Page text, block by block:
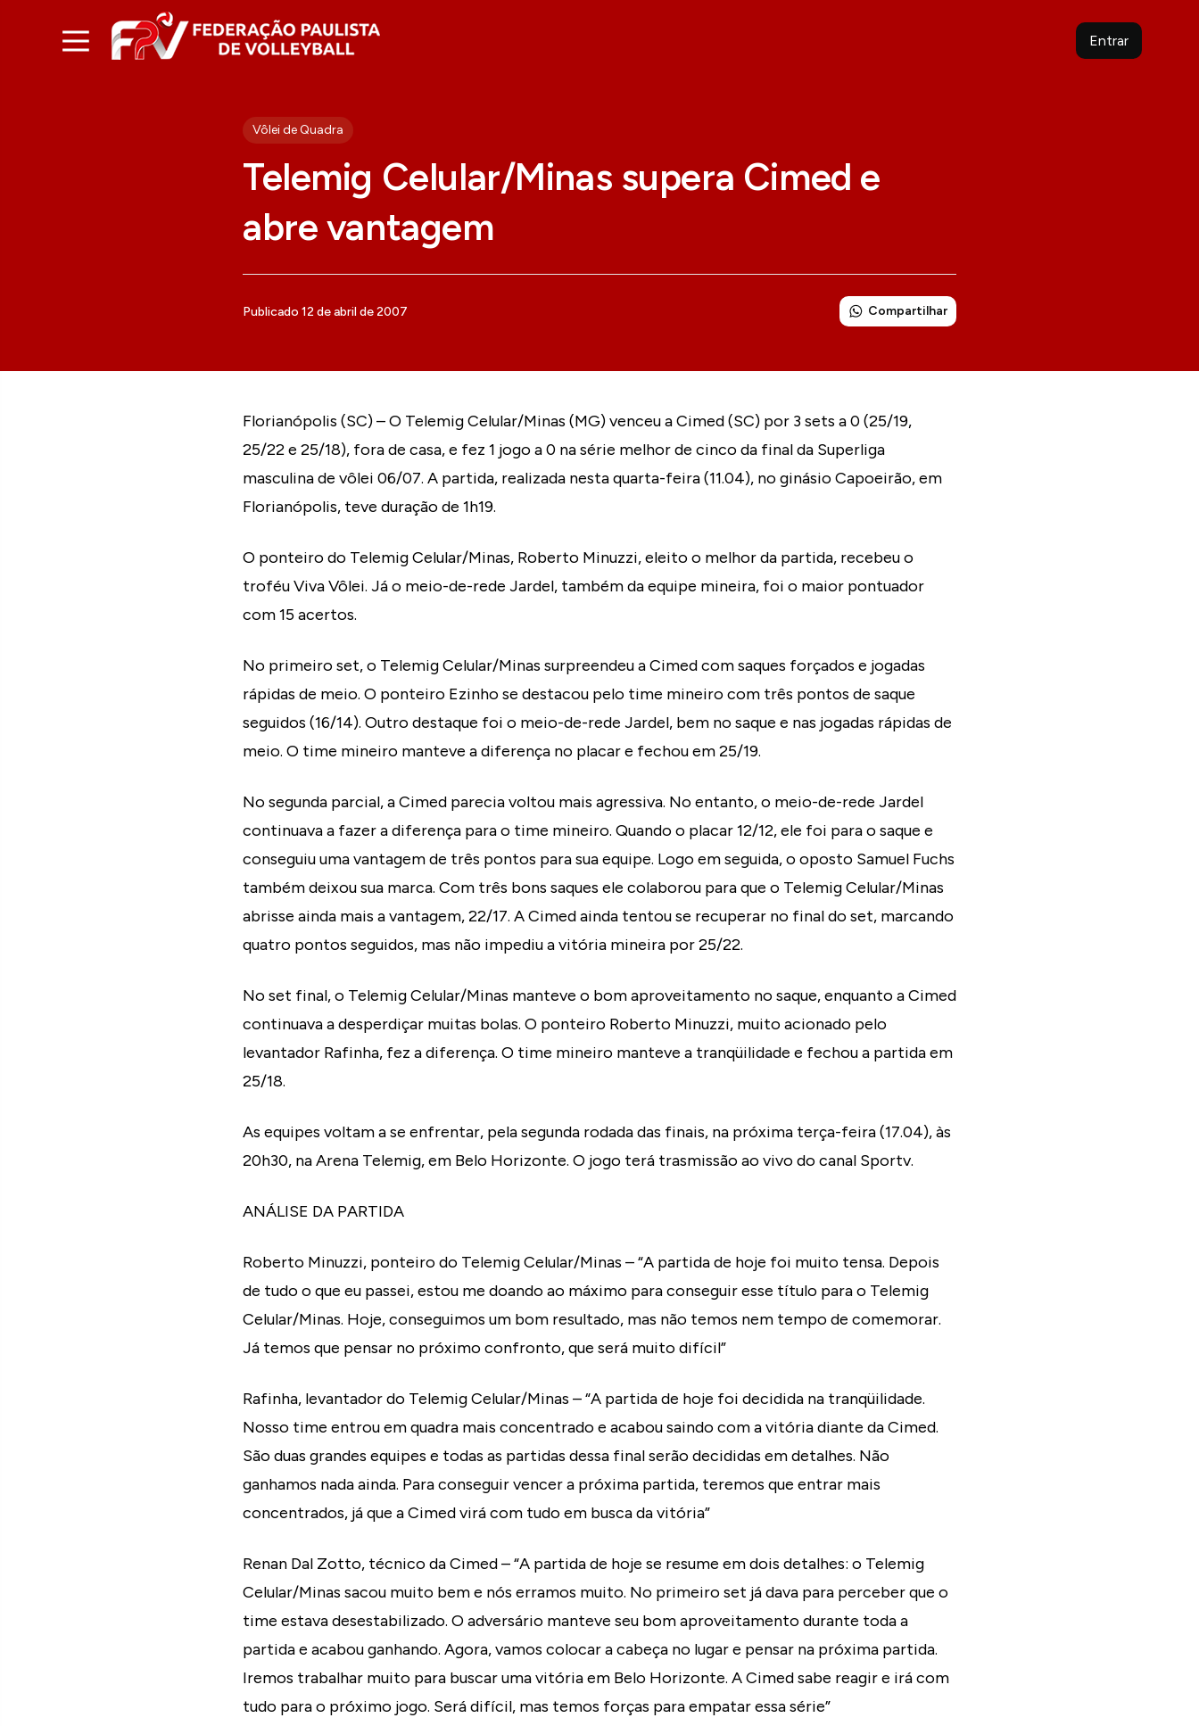
Entrar
Vôlei de Quadra
Telemig Celular/Minas supera Cimed e
abre vantagem
Publicado 12 de abril de 2007 Compartilhar
Florianópolis (SC) – O Telemig Celular/Minas (MG) venceu a Cimed (SC) por 3 sets a 0 (25/19,
25/22 e 25/18), fora de casa, e fez 1 jogo a 0 na série melhor de cinco da final da Superliga
masculina de vôlei 06/07. A partida, realizada nesta quarta-feira (11.04), no ginásio Capoeirão, em
Florianópolis, teve duração de 1h19.
O ponteiro do Telemig Celular/Minas, Roberto Minuzzi, eleito o melhor da partida, recebeu o
troféu Viva Vôlei. Já o meio-de-rede Jardel, também da equipe mineira, foi o maior pontuador
com 15 acertos.
No primeiro set, o Telemig Celular/Minas surpreendeu a Cimed com saques forçados e jogadas
rápidas de meio. O ponteiro Ezinho se destacou pelo time mineiro com três pontos de saque
seguidos (16/14). Outro destaque foi o meio-de-rede Jardel, bem no saque e nas jogadas rápidas de
meio. O time mineiro manteve a diferença no placar e fechou em 25/19.
No segunda parcial, a Cimed parecia voltou mais agressiva. No entanto, o meio-de-rede Jardel
continuava a fazer a diferença para o time mineiro. Quando o placar 12/12, ele foi para o saque e
conseguiu uma vantagem de três pontos para sua equipe. Logo em seguida, o oposto Samuel Fuchs
também deixou sua marca. Com três bons saques ele colaborou para que o Telemig Celular/Minas
abrisse ainda mais a vantagem, 22/17. A Cimed ainda tentou se recuperar no final do set, marcando
quatro pontos seguidos, mas não impediu a vitória mineira por 25/22.
No set final, o Telemig Celular/Minas manteve o bom aproveitamento no saque, enquanto a Cimed
continuava a desperdiçar muitas bolas. O ponteiro Roberto Minuzzi, muito acionado pelo
levantador Rafinha, fez a diferença. O time mineiro manteve a tranqüilidade e fechou a partida em
25/18.
As equipes voltam a se enfrentar, pela segunda rodada das finais, na próxima terça-feira (17.04), às
20h30, na Arena Telemig, em Belo Horizonte. O jogo terá trasmissão ao vivo do canal Sportv.
ANÁLISE DA PARTIDA
Roberto Minuzzi, ponteiro do Telemig Celular/Minas – “A partida de hoje foi muito tensa. Depois
de tudo o que eu passei, estou me doando ao máximo para conseguir esse título para o Telemig
Celular/Minas. Hoje, conseguimos um bom resultado, mas não temos nem tempo de comemorar.
Já temos que pensar no próximo confronto, que será muito difícil”
Rafinha, levantador do Telemig Celular/Minas – “A partida de hoje foi decidida na tranqüilidade.
Nosso time entrou em quadra mais concentrado e acabou saindo com a vitória diante da Cimed.
São duas grandes equipes e todas as partidas dessa final serão decididas em detalhes. Não
ganhamos nada ainda. Para conseguir vencer a próxima partida, teremos que entrar mais
concentrados, já que a Cimed virá com tudo em busca da vitória”
Renan Dal Zotto, técnico da Cimed – “A partida de hoje se resume em dois detalhes: o Telemig
Celular/Minas sacou muito bem e nós erramos muito. No primeiro set já dava para perceber que o
time estava desestabilizado. O adversário manteve seu bom aproveitamento durante toda a
partida e acabou ganhando. Agora, vamos colocar a cabeça no lugar e pensar na próxima partida.
Iremos trabalhar muito para buscar uma vitória em Belo Horizonte. A Cimed sabe reagir e irá com
tudo para o próximo jogo. Será difícil, mas temos forças para empatar essa série”